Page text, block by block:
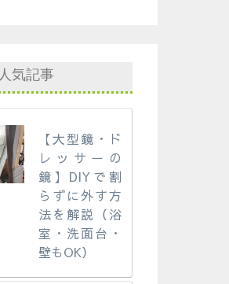
人気記事
【大型鏡・ド
レッサーの
鏡】DIYで割
らずに外す方
法を解説（浴
室・洗面台・
壁もOK）